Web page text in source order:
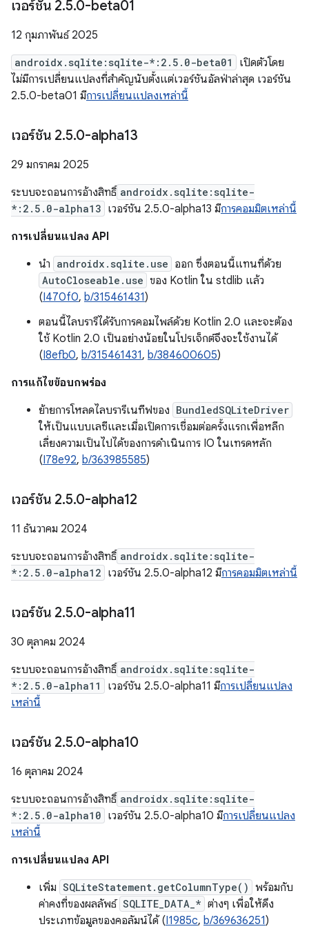
เวอร์ชัน 2.5.0-beta01
12 กุมภาพันธ์ 2025
androidx.sqlite:sqlite-*:2.5.0-beta01
เปิดตัวโดย
ไม่มีการเปลี่ยนแปลงที่สำคัญนับตั้งแต่เวอร์ชันอัลฟ่าล่าสุด เวอร์ชัน
2.5.0-beta01 มีการเปลี่ยนแปลงเหล่านี้
เวอร์ชัน 2.5.0-alpha13
29 มกราคม 2025
ระบบจะถอนการอ้างสิทธิ์ androidx.sqlite:sqlite-
*:2.5.0-alpha13 เวอร์ชัน 2.5.0-alpha13 มีการคอมมิตเหล่านี้
การเปลี่ยนแปลง API
นำ androidx.sqlite.use ออก ซึ่งตอนนี้แทนที่ด้วย
AutoCloseable.use ของ Kotlin ใน stdlib แล้ว
(I470f0, b/315461431)
ตอนนี้ไลบรารีได้รับการคอมไพล์ด้วย Kotlin 2.0 และจะต้อง
ใช้ Kotlin 2.0 เป็นอย่างน้อยในโปรเจ็กต์จึงจะใช้งานได้
(I8efb0, b/315461431, b/384600605)
การแก้ไขข้อบกพร่อง
ย้ายการโหลดไลบรารีเนทีฟของ BundledSQLiteDriver
ให้เป็นแบบเลซีและเมื่อเปิดการเชื่อมต่อครั้งแรกเพื่อหลีก
เลี่ยงความเป็นไปได้ของการดำเนินการ IO ในเทรดหลัก
(I78e92, b/363985585)
เวอร์ชัน 2.5.0-alpha12
11 ธันวาคม 2024
ระบบจะถอนการอ้างสิทธิ์ androidx.sqlite:sqlite-
*:2.5.0-alpha12 เวอร์ชัน 2.5.0-alpha12 มีการคอมมิตเหล่านี้
เวอร์ชัน 2.5.0-alpha11
30 ตุลาคม 2024
ระบบจะถอนการอ้างสิทธิ์ androidx.sqlite:sqlite-
*:2.5.0-alpha11
เวอร์ชัน 2.5.0-alpha11 มีการเปลี่ยนแปลง
เหล่านี้
เวอร์ชัน 2.5.0-alpha10
16 ตุลาคม 2024
ระบบจะถอนการอ้างสิทธิ์ androidx.sqlite:sqlite-
*:2.5.0-alpha10 เวอร์ชัน 2.5.0-alpha10 มีการเปลี่ยนแปลง
เหล่านี้
การเปลี่ยนแปลง API
เพิ่ม SQLiteStatement.getColumnType() พร้อมกับ
ค่าคงที่ของผลลัพธ์ SQLITE_DATA_* ต่างๆ เพื่อให้ดึง
ประเภทข้อมูลของคอลัมน์ได้ (I1985c, b/369636251)